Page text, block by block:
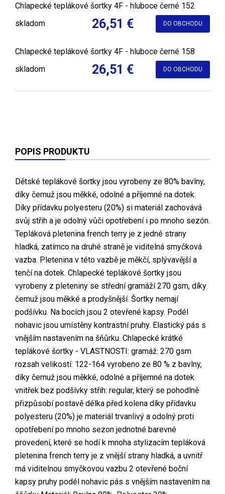
Chlapecké teplákové šortky 4F - hluboce černé 152
skladom
26,51 € DO OBCHODU
Chlapecké teplákové šortky 4F - hluboce černé 158
skladom
26,51 € DO OBCHODU
POPIS PRODUKTU
Dětské teplákové šortky jsou vyrobeny ze 80% bavlny,
díky čemuž jsou měkké, odolné a příjemné na dotek.
Díky přídavku polyesteru (20%) si materiál zachovává
svůj střih a je odolný vůči opotřebení i po mnoho sezón.
Tepláková pletenina french terry je z jedné strany
hladká, zatímco na druhé straně je viditelná smyčková
vazba. Pletenina v této vazbě je měkčí, splývavější a
tenčí na dotek. Chlapecké teplákové šortky jsou
vyrobeny z pleteniny se střední gramáží 270 gsm, díky
čemuž jsou měkké a prodyšnější. Šortky nemají
podšívku. Na bocích jsou 2 otevřené kapsy. Podél
nohavic jsou umístěny kontrastní pruhy. Elastický pás s
vnějším nastavením na šňůrku. Chlapecké krátké
teplákové šortky - VLASTNOSTI: gramáž: 270 gsm
rozsah velikostí: 122-164 vyrobeno ze 80 % z bavlny,
díky čemuž jsou měkké, odolné a příjemné na dotek
vnitřek bez podšívky střih: regular, který se pohodlně
přizpůsobí postavě délka před kolena díky přídavku
polyesteru (20%) je materiál trvanlivý a odolný proti
opotřebení po mnoho sezon jednotné barevné
provedení, které se hodí k mnoha stylizacím tepláková
pletenina french terry je z vnější strany hladká, a uvnitř
má viditelnou smyčkovou vazbu 2 otevřené boční
kapsy pruhy podél nohavic pás s vnějším nastavením na